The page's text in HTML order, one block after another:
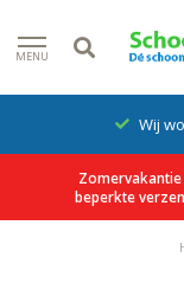
MENU
Wij
beperkte